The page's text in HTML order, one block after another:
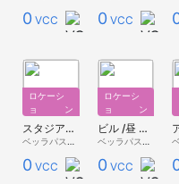
0 VCC 0 VCC
ロケーシ
ョン
スタジアム /昼 【スカイドーム】
0 VCC
ロケーシ
ョン
ビル /昼 【スカイドーム】
0 VCC